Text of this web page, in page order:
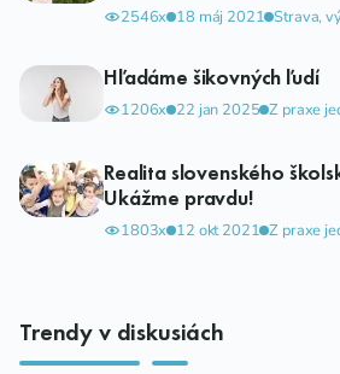
2546x 18 máj 2021 Strava,
Hľadáme šikovných ľudí
1206x 22 jan 2025 Z praxe
Realita slovenského
Ukážme pravdu!
1803x 12 okt 2021 Z praxe
Trendy v diskusiách